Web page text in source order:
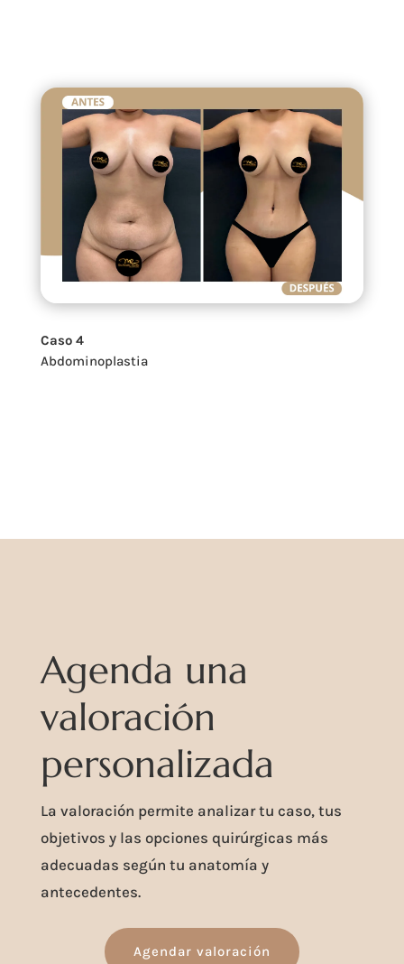
Caso 4
Abdominoplastia
Agenda una
valoración
personalizada
La valoración permite analizar tu caso, tus
objetivos y las opciones quirúrgicas más
adecuadas según tu anatomía y
antecedentes.
Agendar valoración